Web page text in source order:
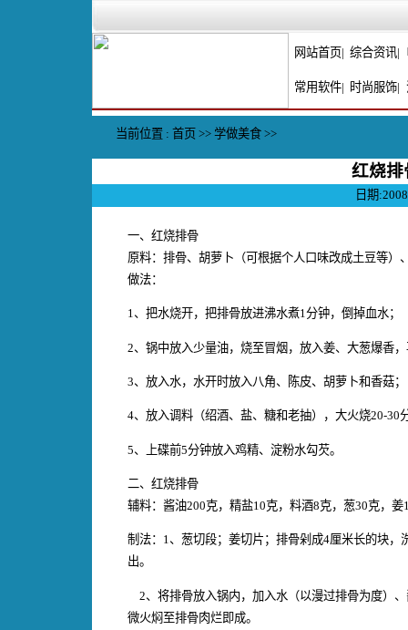
网站首页| 综合资讯|
常用软件| 时尚服饰|
当前位置 : 首页 >> 学做美食 >>
红烧排
日期
一、红烧排骨
原料：排骨、胡萝卜（可根据个人口味改成土豆等）
做法：
1、把水烧开，把排骨放进沸水煮1分钟，倒掉血水；
2、锅中放入少量油，烧至冒烟，放入姜、大葱爆香
3、放入水，水开时放入八角、陈皮、胡萝卜和香菇；
4、放入调料（绍酒、盐、糖和老抽），大火烧20-30
5、上碟前5分钟放入鸡精、淀粉水勾芡。
二、红烧排骨
辅料：酱油200克，精盐10克，料酒8克，葱30克，
制法：1、葱切段；姜切片；排骨剁成4厘米长的块
出。
2、将排骨放入锅内，加入水（以漫过排骨为度）
微火焖至排骨肉烂即成。